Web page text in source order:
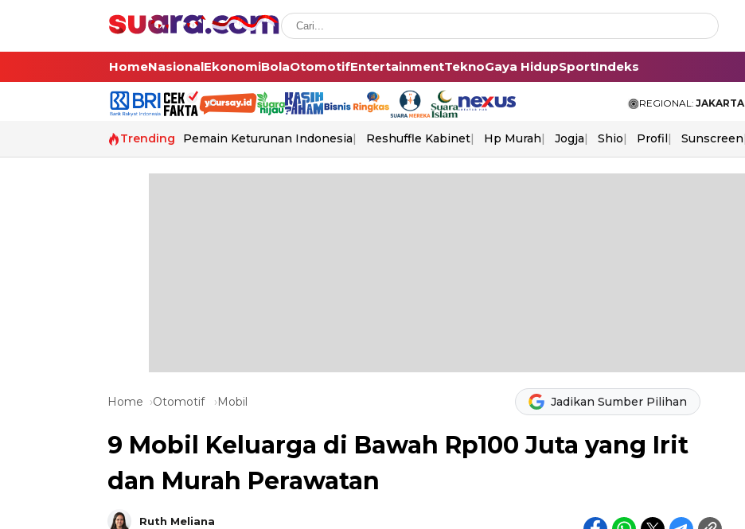
HomeNasionalEkonomiBolaOtomotifEntertainmentTeknoGaya HidupSportIndeks
REGIONAL: JAKARTA
Trending Pemain Keturunan Indonesia Reshuffle Kabinet Hp Murah Jogja Shio Profil Sunscreen
Home Otomotif Mobil Jadikan Sumber Pilihan
9 Mobil Keluarga di Bawah Rp100 Juta yang Irit
dan Murah Perawatan
Ruth Meliana